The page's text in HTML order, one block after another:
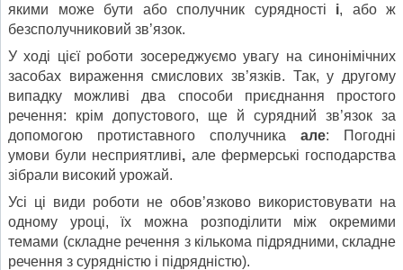
якими може бути або сполучник сурядності і, або ж
безсполучниковий зв’язок.
У ході цієї роботи зосереджуємо увагу на синонімічних
засобах вираження смислових зв’язків. Так, у другому
випадку можливі два способи приєднання простого
речення: крім допустового, ще й сурядний зв’язок за
допомогою протиставного сполучника але: Погодні
умови були несприятливі, але фермерські господарства
зібрали високий урожай.
Усі ці види роботи не обов’язково використовувати на
одному уроці, їх можна розподілити між окремими
темами (складне речення з кількома підрядними, складне
речення з сурядністю і підрядністю).